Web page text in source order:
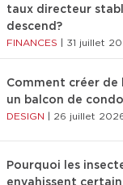
taux directeur
descend?
FINANCES 31 juillet
Comment créer
un balcon de
DESIGN 26 juillet
Pourquoi les